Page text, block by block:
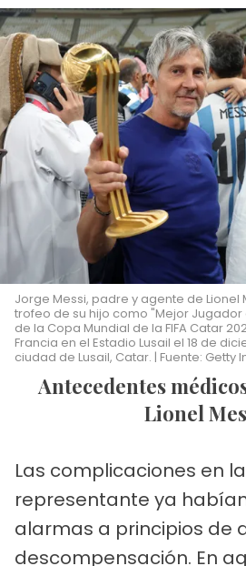
Jorge Messi, padre y agente de Lionel
trofeo de su hijo como "Mejor Jugador
de la Copa Mundial de la FIFA Catar
Francia en el Estadio Lusail el 18 de
ciudad de Lusail, Catar. | Fuente: Getty
Antecedentes médicos del padre de
Lionel
Las complicaciones en
representante ya
alarmas a principios de
descompensación. En